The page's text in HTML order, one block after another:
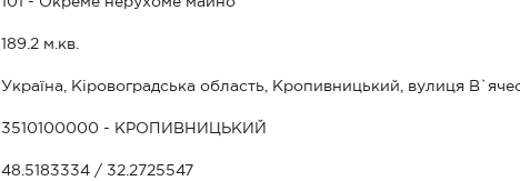
189.2 м.кв.
Україна, Кіровоградська область, Кропивницький, вулиця
3510100000 - КРОПИВНИЦЬКИЙ
48.5183334 / 32.2725547